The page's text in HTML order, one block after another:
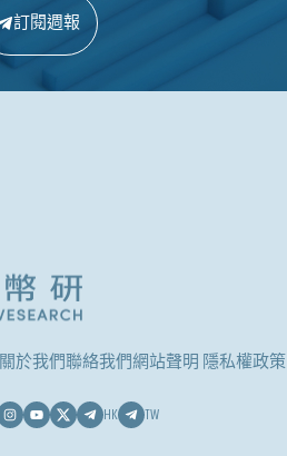
訂閱週報
關於我們聯絡我們網站聲明 隱私權政策
HK TW